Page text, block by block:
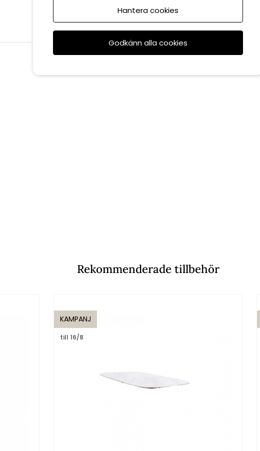
Rekommenderade tillbehör
KAMPANJ
till 16/8
Hantera cookies
Godkänn alla cookies